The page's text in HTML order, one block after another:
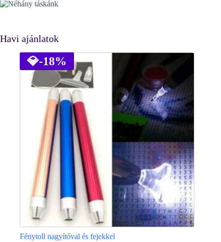
Havi ajánlatok
💎-18%
Fénytoll nagyítóval és fejekkel